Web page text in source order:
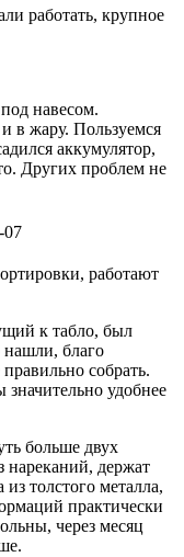
работать, крупное
навесом.
в жару. Пользуемся
аккумулятор,
Других проблем не
07
работают
к табло, был
нашли, благо
собрать.
удобнее
больше двух
нареканий, держат
толстого металла,
практически
через месяц